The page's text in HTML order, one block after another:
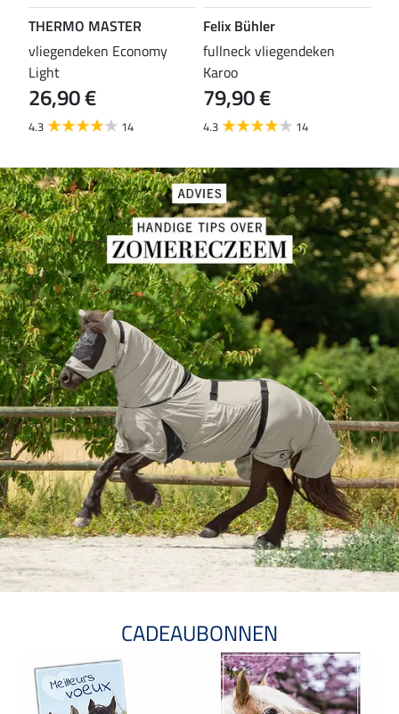
THERMO MASTER
vliegendeken Economy
Light
26,90 €
4.3 14
Felix Bühler
fullneck vliegendeken
Karoo
79,90 €
4.3 14
CADEAUBONNEN